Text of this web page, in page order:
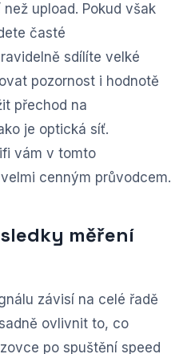
upload. Pokud však
časté
sdílíte velké
pozornost i hodnotě
přechod na
je optická síť.
vám v tomto
cenným průvodcem.
měření
závisí na celé řadě
ovlivnit to, co
po spuštění speed